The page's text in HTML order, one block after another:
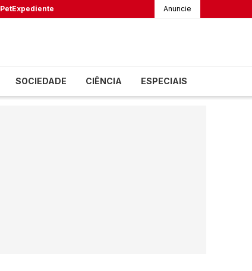
PetExpediente Anuncie
SOCIEDADE CIÊNCIA ESPECIAIS